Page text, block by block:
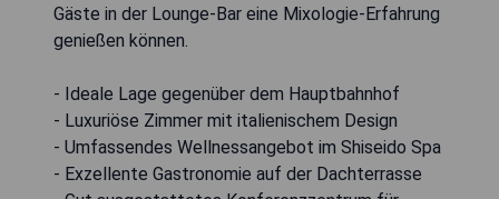
Gäste in der Lounge-Bar eine Mixologie-Erfahrung
genießen können.
- Ideale Lage gegenüber dem Hauptbahnhof
- Luxuriöse Zimmer mit italienischem Design
- Umfassendes Wellnessangebot im Shiseido Spa
- Exzellente Gastronomie auf der Dachterrasse